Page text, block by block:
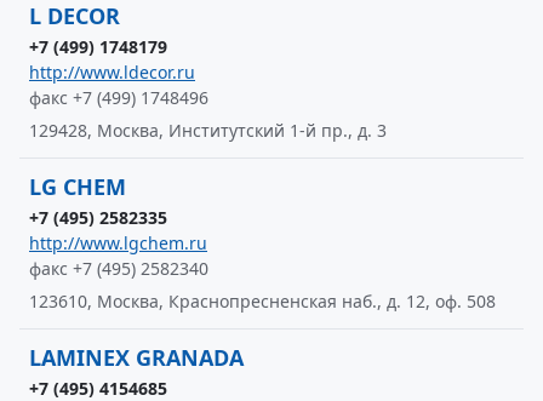
L DECOR
+7 (499) 1748179
http://www.ldecor.ru
факс +7 (499) 1748496
129428, Москва, Институтский 1-й пр., д. 3
LG CHEM
+7 (495) 2582335
http://www.lgchem.ru
факс +7 (495) 2582340
123610, Москва, Краснопресненская наб., д. 12, оф. 508
LAMINEX GRANADA
+7 (495) 4154685